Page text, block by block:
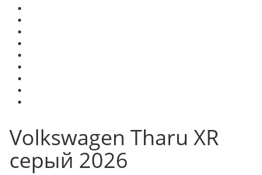
Volkswagen Tharu XR
серый 2026